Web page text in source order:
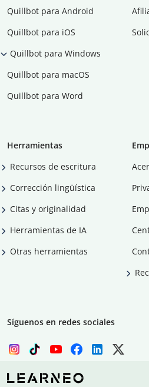
Quillbot para Android
Quillbot para iOS
Quillbot para Windows
Quillbot para macOS
Quillbot para Word
Herramientas
Recursos de escritura
Corrección lingüística
Citas y originalidad
Herramientas de IA
Otras herramientas
Síguenos en redes sociales